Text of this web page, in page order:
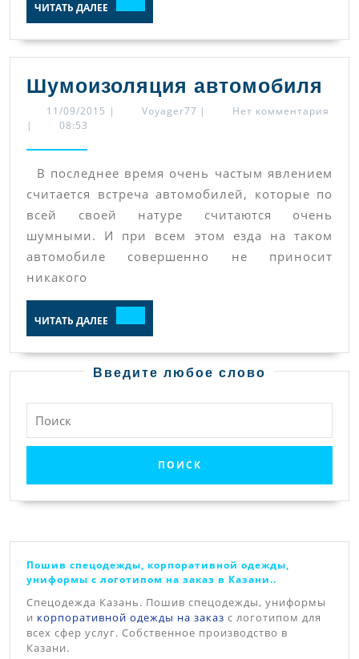
ЧИТАТЬ ДАЛЕЕ ДАЛЕЕ
Шумоизоляция автомобиля
11/09/2015 11/09/2015
| Voyager77 Voyager77
|
Нет комментария
|
08:53
В последнее время очень частым явлением
считается встреча автомобилей, которые по
всей своей натуре считаются очень
шумными. И при всем этом езда на таком
автомобиле совершенно не приносит
никакого
ЧИТАТЬ ДАЛЕЕ ДАЛЕЕ
Введите любое слово
Пошив спецодежды, корпоративной одежды,
униформы с логотипом на заказ в Казани..
Спецодежда Казань. Пошив спецодежды, униформы
и корпоративной одежды на заказ с логотипом для
всех сфер услуг. Собственное производство в
Казани.